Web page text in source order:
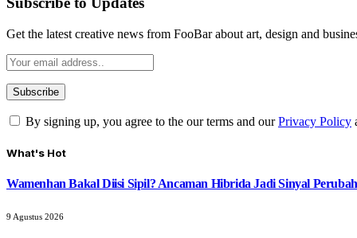
Get the latest creative news from FooBar about art, design and
By signing up, you agree to the our terms and ourPrivacy Policy
What's Hot
Wamenhan Bakal Diisi Sipil? Ancaman Hibrida Jadi Sinyal
9 Agustus 2026